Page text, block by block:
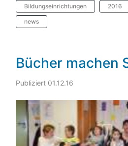
Bildungseinrichtungen 2016
news
Bücher machen
Publiziert 01.12.16